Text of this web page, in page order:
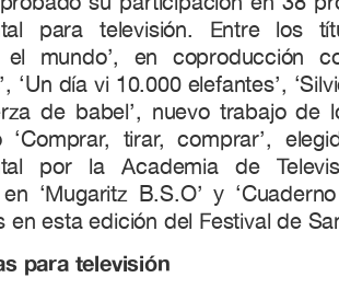
para televisión. Entre los
el mundo’, en coproducción
‘Un día vi 10.000 elefantes’,
de babel’, nuevo trabajo de
‘Comprar, tirar, comprar’,
por la Academia de
‘Mugaritz B.S.O’ y
en esta edición del Festival de
para televisión